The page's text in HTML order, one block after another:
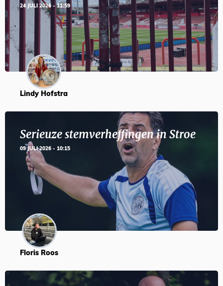
24 JULI 2026 - 11:59
Lindy Hofstra
Serieuze stemverheffingen in Stroe
09 JULI 2026 - 10:15
Floris Roos